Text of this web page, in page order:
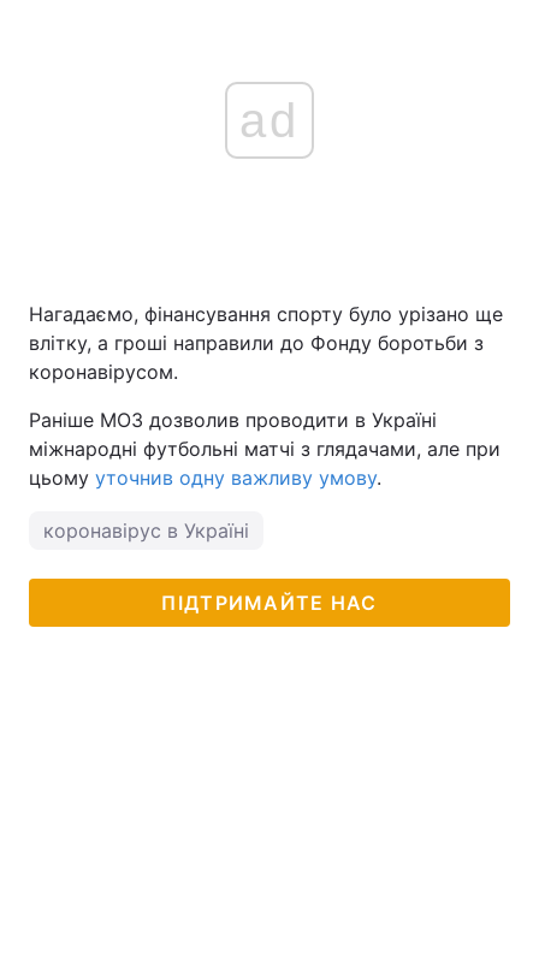
ad
Нагадаємо, фінансування спорту було урізано ще
влітку, а гроші направили до Фонду боротьби з
коронавірусом.
Раніше МОЗ дозволив проводити в Україні
міжнародні футбольні матчі з глядачами, але при
цьому уточнив одну важливу умову.
коронавірус в Україні
ПІДТРИМАЙТЕ НАС